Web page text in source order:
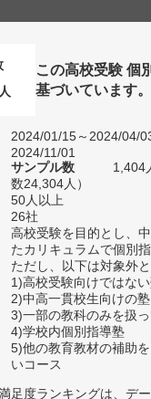
人
この高校受験 個
基づいています。
2024/01/15～2024/04/
2024/11/01
サンプル数
1,404
数24,304人）
50人以上
26社
高校受験を目的とし、
たカリキュラムで個別
ただし、以下は対象外
1)高校受験向けではな
2)中高一貫校生向けの塾
3)一部の教科のみを扱
4)学校内個別指導塾
5)他の教育教材の補助
いコース
足度ランキングは、デ